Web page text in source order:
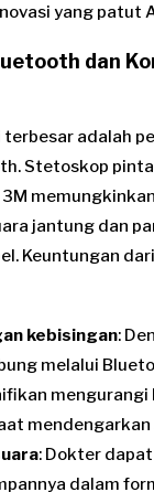
yang patut
dan
terbesar adalah
Stetoskop
jantung dan
Keuntungan
kebisingan:
melalui
mendengarkan
: Dokter
dalam